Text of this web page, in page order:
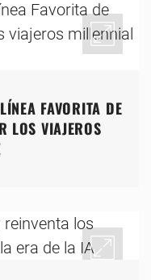
FAVORITA DE
LOS VIAJEROS